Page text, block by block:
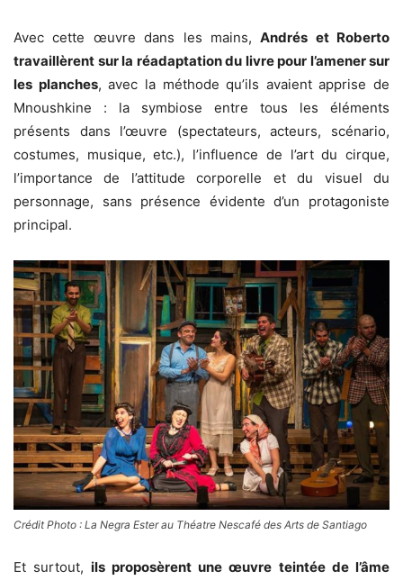
Avec cette œuvre dans les mains,Andrés et Roberto
travaillèrent sur la réadaptation du livre pour l’amener sur
les planches, avec la méthode qu’ils avaient apprise de
Mnoushkine : la symbiose entre tous les éléments
présents dans l’œuvre (spectateurs, acteurs, scénario,
costumes, musique, etc.), l’influence de l’art du cirque,
l’importance de l’attitude corporelle et du visuel du
personnage, sans présence évidente d’un protagoniste
principal.
Crédit Photo : La Negra Ester au Théatre Nescafé des Arts de Santiago
Et surtout, ils proposèrent une œuvre teintée de l’âme